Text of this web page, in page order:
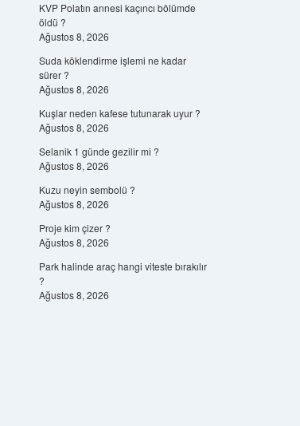
KVP Polatın annesi kaçıncı bölümde
öldü ?
Ağustos 8, 2026
Suda köklendirme işlemi ne kadar
sürer ?
Ağustos 8, 2026
Kuşlar neden kafese tutunarak uyur ?
Ağustos 8, 2026
Selanik 1 günde gezilir mi ?
Ağustos 8, 2026
Kuzu neyin sembolü ?
Ağustos 8, 2026
Proje kim çizer ?
Ağustos 8, 2026
Park halinde araç hangi viteste bırakılır
?
Ağustos 8, 2026